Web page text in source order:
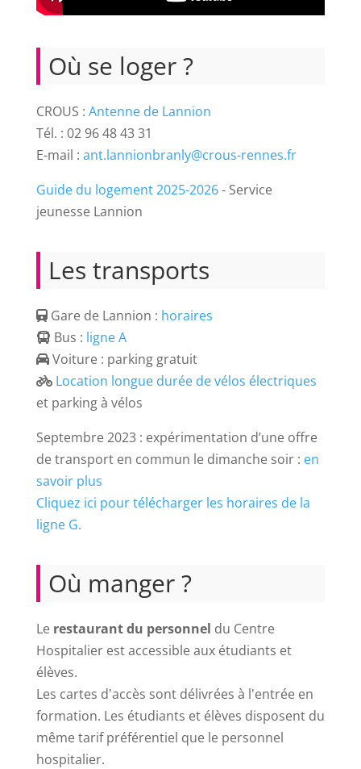
Où se loger ?
CROUS : Antenne de Lannion
Tél. : 02 96 48 43 31
E-mail : ant.lannionbranly@crous-rennes.fr
Guide du logement 2025-2026- Service
jeunesse Lannion
Les transports
Gare de Lannion : horaires
Bus : ligne A
Voiture : parking gratuit
Location longue durée de vélos électriques
et parking à vélos
Septembre 2023 : expérimentation d’une offre
de transport en commun le dimanche soir : en
savoir plus
Cliquez ici pour télécharger les horaires de la
ligne G.
Où manger ?
Le restaurant du personnel du Centre
Hospitalier est accessible aux étudiants et
élèves.
Les cartes d'accès sont délivrées à l'entrée en
formation. Les étudiants et élèves disposent du
même tarif préférentiel que le personnel
hospitalier.